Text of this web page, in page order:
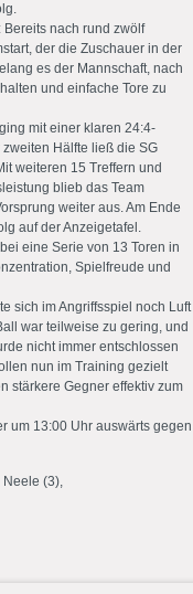
nach rund zwölf
der die Zuschauer in der
es der Mannschaft, nach
und einfache Tore zu
mit einer klaren 24:4-
Hälfte ließ die SG
weiteren 15 Treffern und
blieb das Team
weiter aus. Am Ende
auf der Anzeigetafel.
eine Serie von 13 Toren in
Spielfreude und
sich im Angriffsspiel noch Luft
war teilweise zu gering, und
nicht immer entschlossen
nun im Training gezielt
stärkere Gegner effektiv zum
um 13:00 Uhr auswärts gegen
Neele (3),